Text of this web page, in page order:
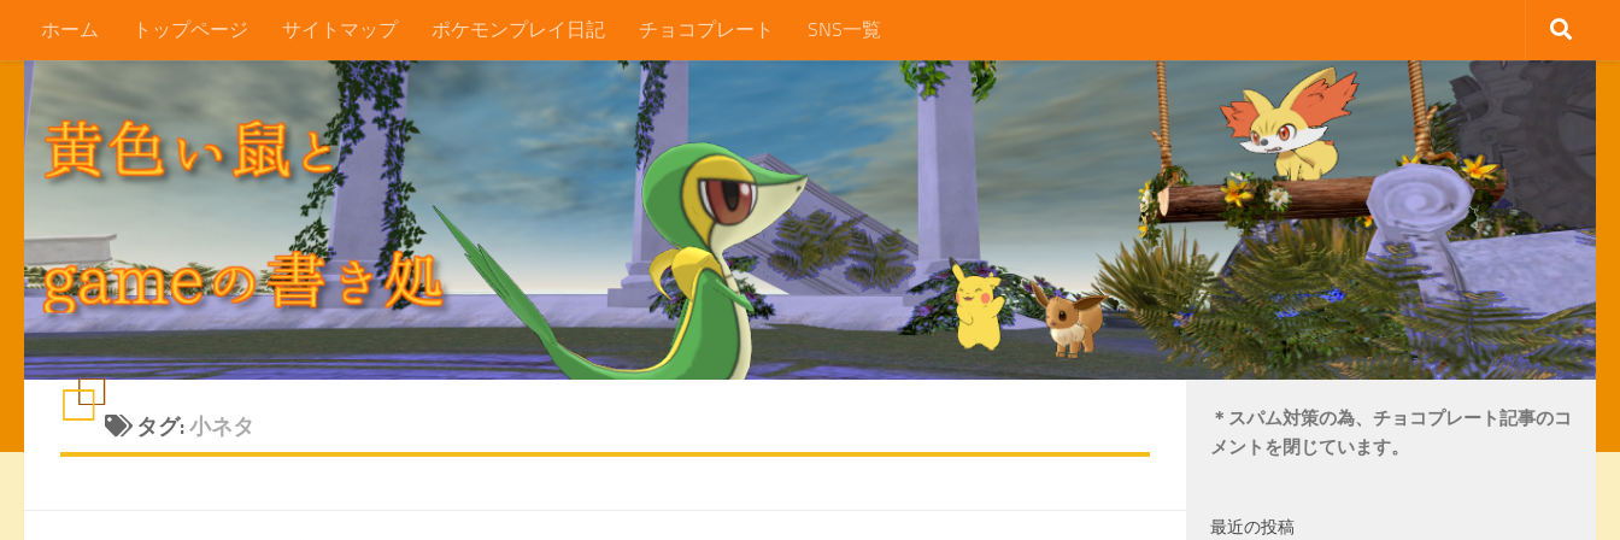
コンテンツへスキップ
ホーム トップページ サイトマップ ポケモンプレイ日記 チョコプレート SNS一覧
タグ:小ネタ
＊スパム対策の為、チョコプレート記事のコ
メントを閉じています。
最近の投稿